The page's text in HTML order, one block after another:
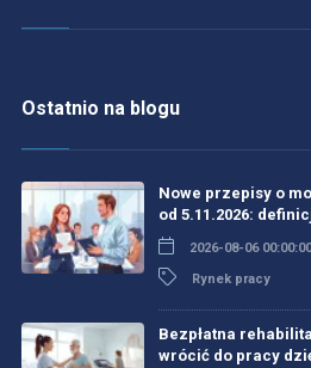
Ostatnio na blogu
Nowe przepisy o
od 5.11.2026:
2026-08-06 00:00:00
Rynek pracy
Bezpłatna
wrócić do pracy